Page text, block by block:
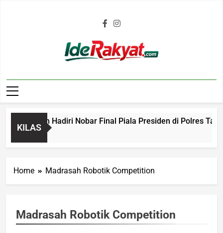
Iderakyat.com
KILAS
Bobotoh Hadiri Nobar Final Piala Presiden di Polres
Home Madrasah Robotik Competition
Madrasah Robotik Competition